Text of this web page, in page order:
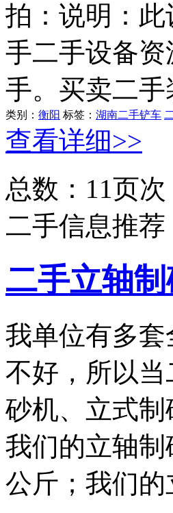
拍：说明：
手二手设备
手。买卖二
类别： 衡阳 标签： 湖南二手铲车
查看详细>>
总数：11页次
二手信息推荐
二手立轴
我单位有多
不好，所以
砂机、立式
我们的立轴制
公斤；我们的